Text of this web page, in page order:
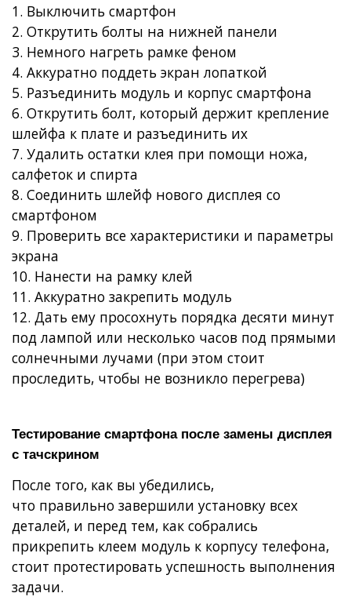
1. Выключить смартфон
2. Открутить болты на нижней панели
3. Немного нагреть рамке феном
4. Аккуратно поддеть экран лопаткой
5. Разъединить модуль и корпус смартфона
6. Открутить болт, который держит крепление
шлейфа к плате и разъединить их
7. Удалить остатки клея при помощи ножа,
салфеток и спирта
8. Соединить шлейф нового дисплея со
смартфоном
9. Проверить все характеристики и параметры
экрана
10. Нанести на рамку клей
11. Аккуратно закрепить модуль
12. Дать ему просохнуть порядка десяти минут
под лампой или несколько часов под прямыми
солнечными лучами (при этом стоит
проследить, чтобы не возникло перегрева)
Тестирование смартфона после замены дисплея
с тачскрином
После того, как вы убедились,
что правильно завершили установку всех
деталей, и перед тем, как собрались
прикрепить клеем модуль к корпусу телефона,
стоит протестировать успешность выполнения
задачи.